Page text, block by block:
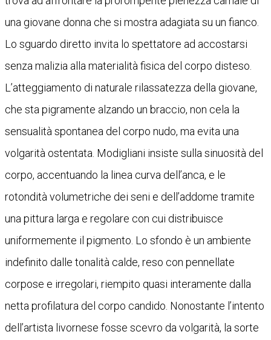
una giovane donna che si mostra adagiata su un fianco.
Lo sguardo diretto invita lo spettatore ad accostarsi
senza malizia alla materialità fisica del corpo disteso.
L’atteggiamento di naturale rilassatezza della giovane,
che sta pigramente alzando un braccio, non cela la
sensualità spontanea del corpo nudo, ma evita una
volgarità ostentata. Modigliani insiste sulla sinuosità del
corpo, accentuando la linea curva dell’anca, e le
rotondità volumetriche dei seni e dell’addome tramite
una pittura larga e regolare con cui distribuisce
uniformemente il pigmento. Lo sfondo è un ambiente
indefinito dalle tonalità calde, reso con pennellate
corpose e irregolari, riempito quasi interamente dalla
netta profilatura del corpo candido. Nonostante l’intento
dell’artista livornese fosse scevro da volgarità, la sorte